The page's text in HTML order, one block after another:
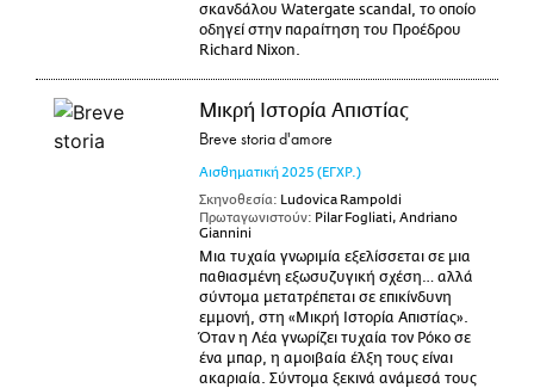
σκανδάλου Watergate scandal, το οποίο
οδηγεί στην παραίτηση του Προέδρου
Richard Nixon.
Μικρή Ιστορία Απιστίας
Breve storia d'amore
Αισθηματική 2025 (ΕΓΧΡ.)
Σκηνοθεσία: Ludovica Rampoldi
Πρωταγωνιστούν: Pilar Fogliati, Andriano
Giannini
Μια τυχαία γνωριμία εξελίσσεται σε μια
παθιασμένη εξωσυζυγική σχέση… αλλά
σύντομα μετατρέπεται σε επικίνδυνη
εμμονή, στη «Μικρή Ιστορία Απιστίας».
Όταν η Λέα γνωρίζει τυχαία τον Ρόκο σε
ένα μπαρ, η αμοιβαία έλξη τους είναι
ακαριαία. Σύντομα ξεκινά ανάμεσά τους